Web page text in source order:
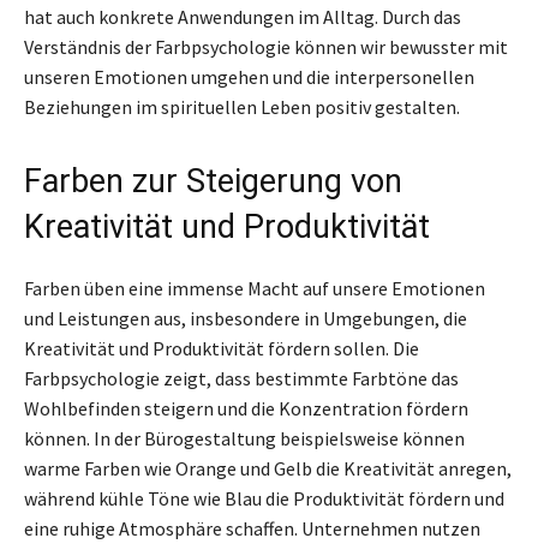
hat auch konkrete Anwendungen im Alltag. Durch das
Verständnis der Farbpsychologie können wir bewusster mit
unseren Emotionen umgehen und die interpersonellen
Beziehungen im spirituellen Leben positiv gestalten.
Farben zur Steigerung von
Kreativität und Produktivität
Farben üben eine immense Macht auf unsere Emotionen
und Leistungen aus, insbesondere in Umgebungen, die
Kreativität und Produktivität fördern sollen. Die
Farbpsychologie zeigt, dass bestimmte Farbtöne das
Wohlbefinden steigern und die Konzentration fördern
können. In der Bürogestaltung beispielsweise können
warme Farben wie Orange und Gelb die Kreativität anregen,
während kühle Töne wie Blau die Produktivität fördern und
eine ruhige Atmosphäre schaffen. Unternehmen nutzen